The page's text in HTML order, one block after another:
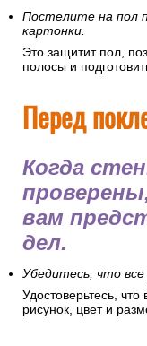
Постелите на пол
картонки.
Это защитит пол,
полосы и
Перед
Когда
вам
дел.
Убедитесь, что
Удостоверьтесь,
рисунок, цвет и